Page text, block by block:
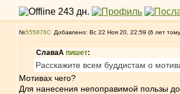
№555876 Добавлено: Вс 22 Ноя 20, 22:59 (6 лет
СлаваА пишет:
Расскажите всем буддистам о
Мотивах чего?
Для нанесения непоправимой пользы